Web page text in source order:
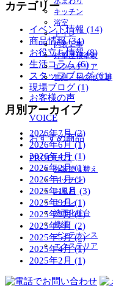
キッチン
浴室
トイレ
内装工事
外壁屋根塗装
エクステリア
営繕・その他工事
お客様の声
VOICE
おすすめ商品
PRODUCT
外装塗り替え
キッチン
お風呂
トイレ
洗面化粧台
修繕/
メンテナンス
エクステリア
カテゴリー
イベント情報 (14)
商品情報 (34)
お役立ち情報 (8)
生活コラム (6)
スタッフブログ (61)
現場ブログ (1)
月別アーカイブ
2026年7月 (2)
2026年6月 (1)
2026年4月 (1)
2026年2月 (1)
2026年1月 (1)
2025年10月 (3)
2025年9月 (1)
2025年8月 (1)
2025年7月 (2)
2025年5月 (2)
2025年4月 (1)
2025年2月 (1)